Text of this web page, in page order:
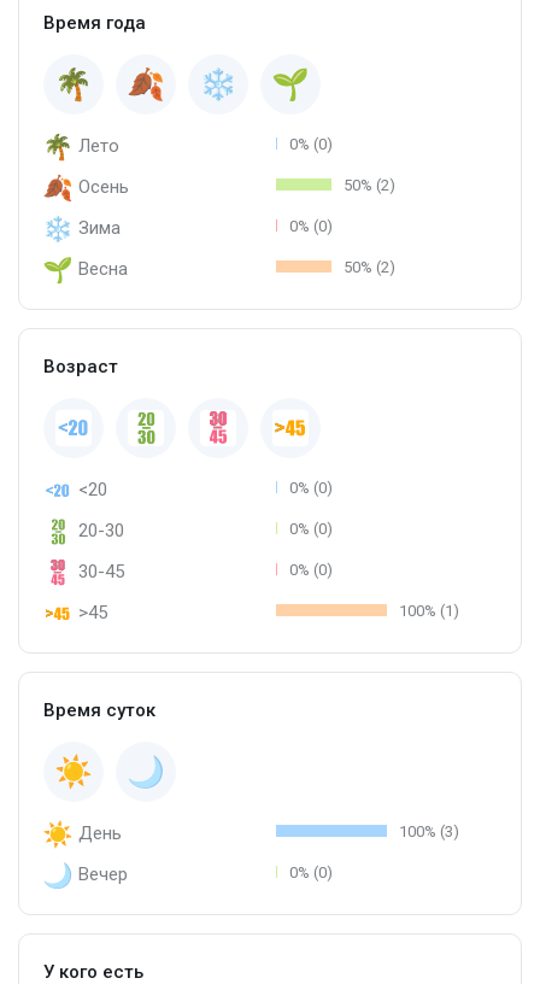
Время года
Лето 0% (0)
Осень 50% (2)
Зима 0% (0)
Весна 50% (2)
Возраст
<20 0% (0)
20-30 0% (0)
30-45 0% (0)
>45 100% (1)
Время суток
День 100% (3)
Вечер 0% (0)
У кого есть